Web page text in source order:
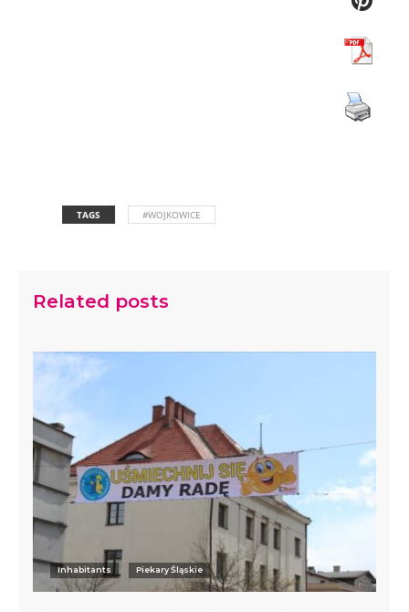
TAGS #WOJKOWICE
Related posts
Inhabitants Piekary Śląskie